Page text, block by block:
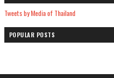
Tweets by Media of Thailand
POPULAR POSTS